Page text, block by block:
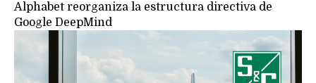
Alphabet reorganiza la estructura directiva de
Google DeepMind